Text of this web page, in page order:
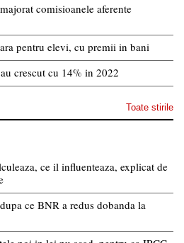
comisioanele aferente
pentru elevi, cu premii in bani
crescut cu 14% in 2022
Toate stirile
ce il influenteaza, explicat de
ce BNR a redus dobanda la